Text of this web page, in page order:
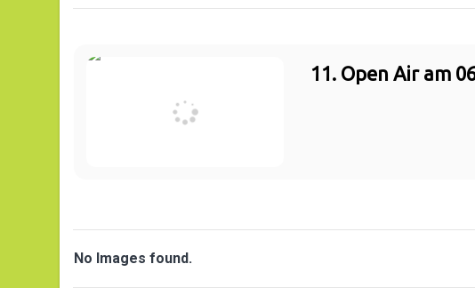
11. Open Air am
No Images found.